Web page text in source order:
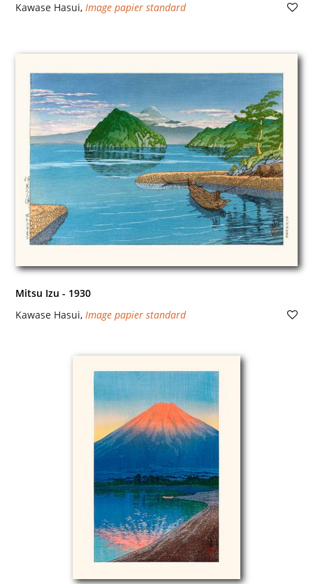
Kawase Hasui, Image papier standard
Mitsu Izu - 1930
Kawase Hasui, Image papier standard